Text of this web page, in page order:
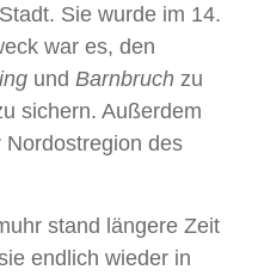
Sie wurde im 14.
war es, den
und Barnbruch zu
sichern. Außerdem
Nordostregion des
stand längere Zeit
endlich wieder in